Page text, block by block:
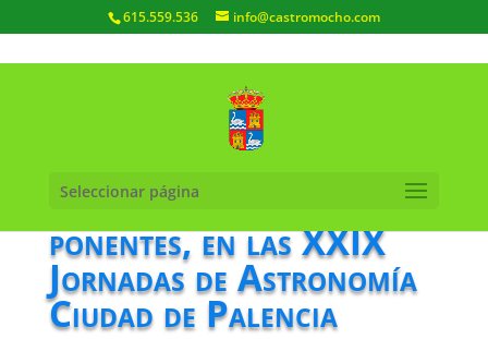
615.559.536 info@castromocho.com
Seleccionar página
Tres destacados
ponentes, en las XXIX
Jornadas de Astronomía
Ciudad de Palencia